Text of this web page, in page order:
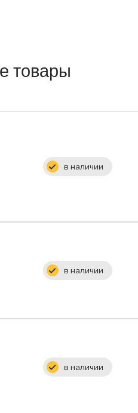
товары
в наличии
в наличии
в наличии